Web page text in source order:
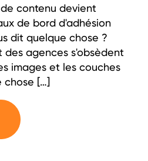
contenu devient
de bord d'adhésion
dit quelque chose ?
des agences s'obsèdent
images et les couches
chose […]